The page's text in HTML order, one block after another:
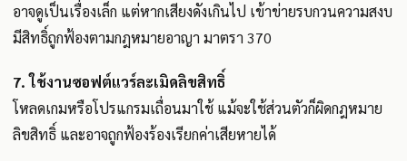
อาจดูเป็นเรื่องเล็ก แต่หากเสียงดังเกินไป เข้าข่ายรบกวนความสงบ
มีสิทธิ์ถูกฟ้องตามกฎหมายอาญา มาตรา 370
7. ใช้งานซอฟต์แวร์ละเมิดลิขสิทธิ์
โหลดเกมหรือโปรแกรมเถื่อนมาใช้ แม้จะใช้ส่วนตัวก็ผิดกฎหมาย
ลิขสิทธิ์ และอาจถูกฟ้องร้องเรียกค่าเสียหายได้